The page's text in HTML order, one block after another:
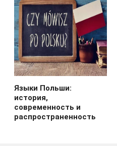
Языки Польши:
история,
современность и
распространенность